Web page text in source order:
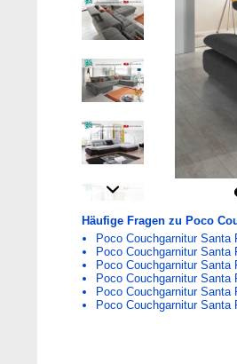
Häufige Fragen zu Poco
Poco Couchgarnitur Santa
Poco Couchgarnitur Santa
Poco Couchgarnitur Santa
Poco Couchgarnitur Santa
Poco Couchgarnitur Santa
Poco Couchgarnitur Santa